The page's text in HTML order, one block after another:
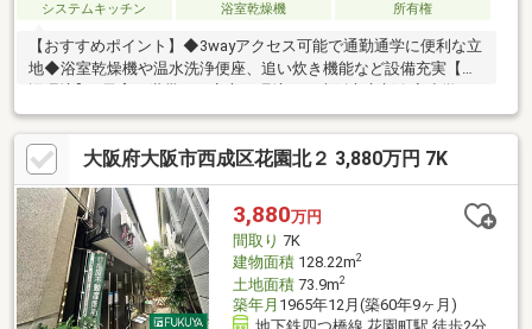
システムキッチン
浴室乾燥機 所有権
【おすすめポイント】◆3wayアクセス可能で通勤通学に便利な立
地◆浴室乾燥機や温水洗浄便座、追い炊き機能など設備充実【周
校 約550ｍ・大阪市立今宮中学校 約550ｍ―ちょっとしたお買
い物に便利―・スーパー玉出花園店 約150ｍ・デイリーカナート
イズミヤ花園店 約360ｍ・ローソン西成旭一丁目店 約60ｍ・
ファミリーマート花園町店 約220ｍ
大阪府大阪市西成区花園北２ 3,880万円 7K
3,880万円
間取り 7K
建物面積128.22m2
土地面積73.9m2
築年月 1965年12月(築60年9ヶ月)